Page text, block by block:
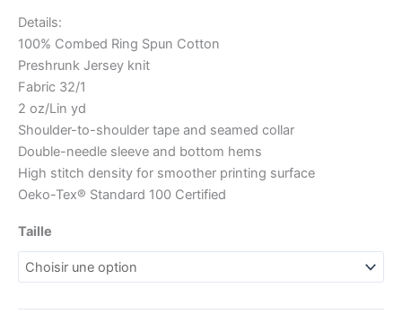
Details:
100% Combed Ring Spun Cotton
Preshrunk Jersey knit
Fabric 32/1
2 oz/Lin yd
Shoulder-to-shoulder tape and seamed collar
Double-needle sleeve and bottom hems
High stitch density for smoother printing surface
Oeko-Tex® Standard 100 Certified
Taille